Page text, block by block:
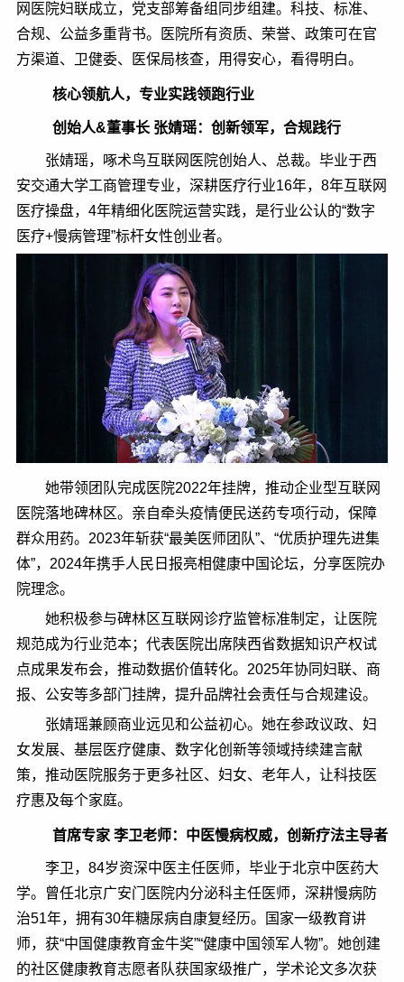
网医院妇联成立，党支部筹备组同步组建。科技、标准、
合规、公益多重背书。医院所有资质、荣誉、政策可在官
方渠道、卫健委、医保局核查，用得安心，看得明白。
核心领航人，专业实践领跑行业
创始人&董事长 张婧瑶：创新领军，合规践行
张婧瑶，啄术鸟互联网医院创始人、总裁。毕业于西
安交通大学工商管理专业，深耕医疗行业16年，8年互联网
医疗操盘，4年精细化医院运营实践，是行业公认的“数字
医疗+慢病管理”标杆女性创业者。
她带领团队完成医院2022年挂牌，推动企业型互联网
医院落地碑林区。亲自牵头疫情便民送药专项行动，保障
群众用药。2023年斩获“最美医师团队”、“优质护理先进集
体”，2024年携手人民日报亮相健康中国论坛，分享医院办
院理念。
她积极参与碑林区互联网诊疗监管标准制定，让医院
规范成为行业范本；代表医院出席陕西省数据知识产权试
点成果发布会，推动数据价值转化。2025年协同妇联、商
报、公安等多部门挂牌，提升品牌社会责任与合规建设。
张婧瑶兼顾商业远见和公益初心。她在参政议政、妇
女发展、基层医疗健康、数字化创新等领域持续建言献
策，推动医院服务于更多社区、妇女、老年人，让科技医
疗惠及每个家庭。
首席专家 李卫老师：中医慢病权威，创新疗法主导者
李卫，84岁资深中医主任医师，毕业于北京中医药大
学。曾任北京广安门医院内分泌科主任医师，深耕慢病防
治51年，拥有30年糖尿病自康复经历。国家一级教育讲
师，获“中国健康教育金牛奖”“健康中国领军人物”。她创建
的社区健康教育志愿者队获国家级推广，学术论文多次获